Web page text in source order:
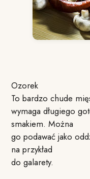
Ozorek
To bardzo chude
wymaga długiego
smakiem. Można
go podawać jako
na przykład
do galarety.